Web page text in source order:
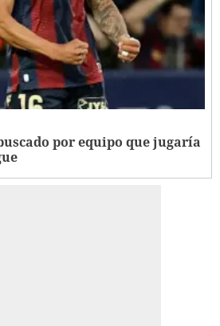
por equipo que jugaría